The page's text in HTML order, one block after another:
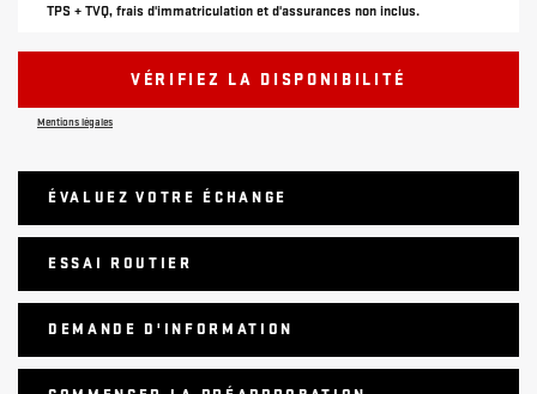
TPS + TVQ, frais d'immatriculation et d'assurances non inclus.
VÉRIFIEZ LA DISPONIBILITÉ
Mentions légales
ÉVALUEZ VOTRE ÉCHANGE
ESSAI ROUTIER
DEMANDE D'INFORMATION